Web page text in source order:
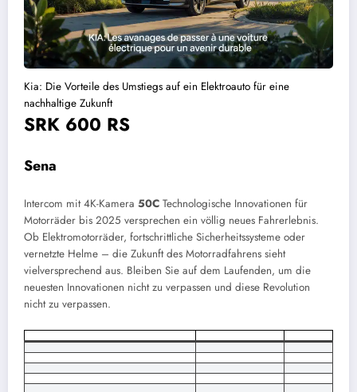
Kia: Die Vorteile des Umstiegs auf ein Elektroauto für eine
nachhaltige Zukunft
SRK 600 RS
Sena
Intercom mit 4K-Kamera 50C Technologische Innovationen für
Motorräder bis 2025 versprechen ein völlig neues Fahrerlebnis.
Ob Elektromotorräder, fortschrittliche Sicherheitssysteme oder
vernetzte Helme – die Zukunft des Motorradfahrens sieht
vielversprechend aus. Bleiben Sie auf dem Laufenden, um die
neuesten Innovationen nicht zu verpassen und diese Revolution
nicht zu verpassen.